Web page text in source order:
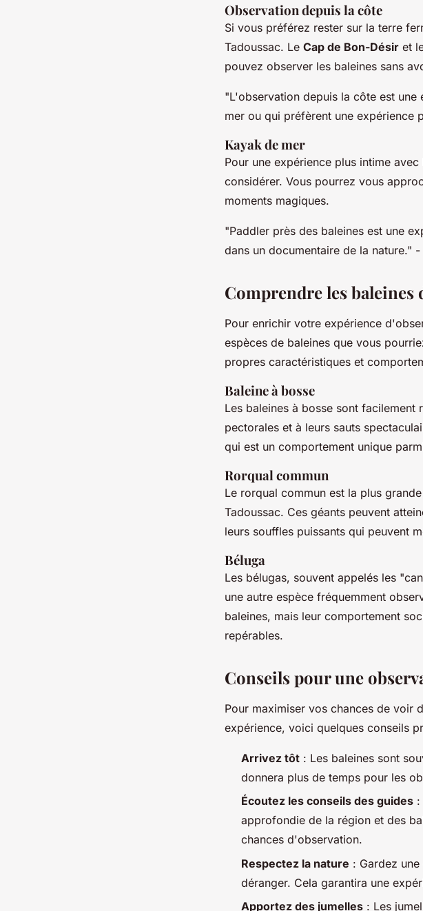
Observation depuis la côte
Si vous préférez rester sur la terre
Tadoussac. Le Cap de Bon-Désir et
pouvez observer les baleines sans
"L'observation depuis la côte est
mer ou qui préfèrent une expérience
Kayak de mer
Pour une expérience plus intime
considérer. Vous pourrez vous
moments magiques.
"Paddler près des baleines est une
dans un documentaire de la nature." -
Comprendre les baleines
Pour enrichir votre expérience
espèces de baleines que vous
propres caractéristiques et
Baleine à bosse
Les baleines à bosse sont facilement
pectorales et à leurs sauts
qui est un comportement unique
Rorqual commun
Le rorqual commun est la plus
Tadoussac. Ces géants peuvent
leurs souffles puissants qui peuvent
Béluga
Les bélugas, souvent appelés les
une autre espèce fréquemment
baleines, mais leur comportement
repérables.
Conseils pour une
Pour maximiser vos chances de voir
expérience, voici quelques conseils
Arrivez tôt : Les baleines sont
donnera plus de temps pour les
Écoutez les conseils des guides :
approfondie de la région et des
chances d'observation.
Respectez la nature : Gardez
déranger. Cela garantira une
Apportez des jumelles : Les